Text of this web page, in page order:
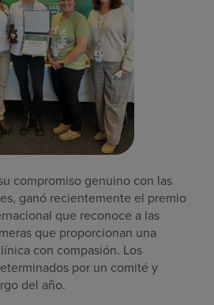
compromiso genuino con las
ganó recientemente el premio
que reconoce a las
que proporcionan una
con compasión. Los
por un comité y
del año.